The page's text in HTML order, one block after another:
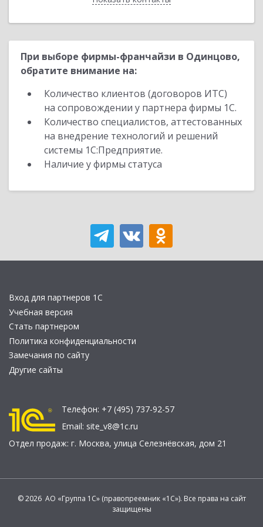
При выборе фирмы-франчайзи в Одинцово,
обратите внимание на:
Количество клиентов (договоров ИТС)
на сопровождении у партнера фирмы 1С.
Количество специалистов, аттестованных
на внедрение технологий и решений
системы 1С:Предприятие.
Наличие у фирмы статуса
Вход для партнеров 1С
Учебная версия
Стать партнером
Политика конфиденциальности
Замечания по сайту
Другие сайты
Телефон: +7 (495) 737-92-57
Email: site_v8@1c.ru
Отдел продаж: г. Москва, улица Селезнёвская, дом 21
© 2026 АО «Группа 1С» (правопреемник «1С»). Все права на сайт
защищены